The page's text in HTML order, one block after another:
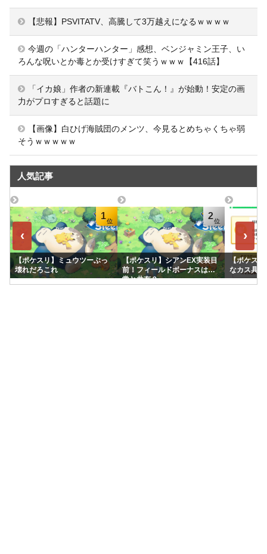
【悲報】PSVITATV、高騰して3万越えになるｗｗｗｗ
今週の「ハンターハンター」感想、ベンジャミン王子、い
ろんな呪いとか毒とか受けすぎて笑うｗｗｗ【416話】
「イカ娘」作者の新連載『バトこん！』が始動！安定の画
力がプロすぎると話題に
【画像】白ひげ海賊団のメンツ、今見るとめちゃくちゃ弱
そうｗｗｗｗｗ
人気記事
‹
1
【ポケスリ】ミュウツーぶっ
壊れだろこれ
2
【ポケスリ】シアンEX実装目
前！フィールドボーナスは通
常と共有？
【ポケス
なカス具合
›